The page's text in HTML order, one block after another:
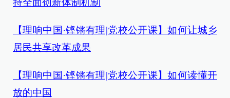
持全面创新体制机制
【理响中国·铿锵有理|党校公开课】如何让城乡
居民共享改革成果
【理响中国·铿锵有理|党校公开课】如何读懂开
放的中国